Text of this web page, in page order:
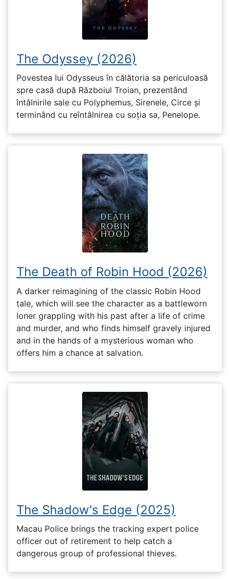
The Odyssey (2026)
Povestea lui Odysseus în călătoria sa periculoasă
spre casă după Războiul Troian, prezentând
întâlnirile sale cu Polyphemus, Sirenele, Circe și
terminând cu reîntâlnirea cu soția sa, Penelope.
The Death of Robin Hood (2026)
A darker reimagining of the classic Robin Hood
tale, which will see the character as a battleworn
loner grappling with his past after a life of crime
and murder, and who finds himself gravely injured
and in the hands of a mysterious woman who
offers him a chance at salvation.
The Shadow's Edge (2025)
Macau Police brings the tracking expert police
officer out of retirement to help catch a
dangerous group of professional thieves.